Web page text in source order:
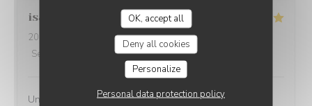
OK, accept all
Deny all cookies
Personalize
Personal data protection policy
isabelle
2026-08-07
- 19:30 - Guests 4
Service
Ambiance:4/5 Food:4/5 Value
Un spor incroyable ! Cuisine bonne Personnel très